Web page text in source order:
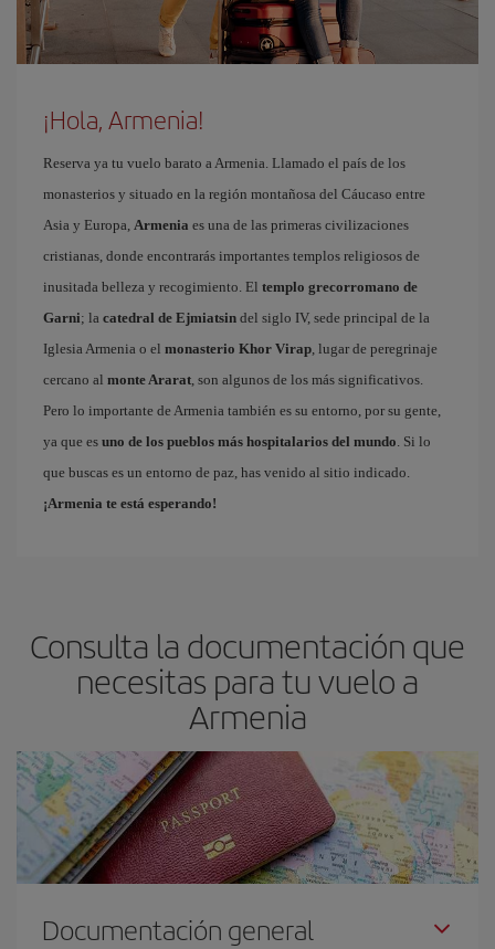
¡Hola, Armenia!
Reserva ya tu vuelo barato a Armenia. Llamado el país de los
monasterios y situado en la región montañosa del Cáucaso entre
Asia y Europa, Armenia es una de las primeras civilizaciones
cristianas, donde encontrarás importantes templos religiosos de
inusitada belleza y recogimiento. El templo grecorromano de
Garni; la catedral de Ejmiatsin del siglo IV, sede principal de la
Iglesia Armenia o el monasterio Khor Virap , lugar de peregrinaje
cercano al monte Ararat , son algunos de los más significativos.
Pero lo importante de Armenia también es su entorno, por su gente,
ya que es uno de los pueblos más hospitalarios del mundo . Si lo
que buscas es un entorno de paz, has venido al sitio indicado.
¡Armenia te está esperando!
Consulta la documentación que
necesitas para tu vuelo a
Armenia
Documentación general